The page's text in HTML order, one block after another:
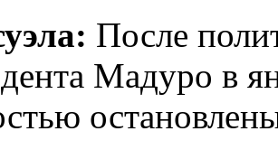
После
Мадуро в